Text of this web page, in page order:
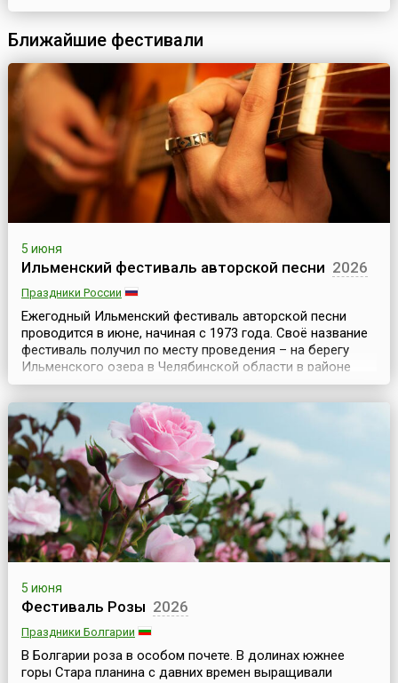
Ананас нормализует микрофлору кишечника. Его принимают в
Ближайшие фестивали
5 июня
Ильменский фестиваль авторской песни 2026
Праздники России
Ежегодный Ильменский фестиваль авторской песни
проводится в июне, начиная с 1973 года. Своё название
фестиваль получил по месту проведения – на берегу
Ильменского озера в Челябинской области в районе
Ильменской турбазы возле города Миасс. Фестиваль
известен ещё под названиями «Ильмены», «Ильмень»,
«Ильменка», также образованными от названия места
проведения мероприятия. Но с 2025 года его реше...
5 июня
Фестиваль Розы 2026
Праздники Болгарии
В Болгарии роза в особом почете. В долинах южнее
горы Стара планина с давних времен выращивали